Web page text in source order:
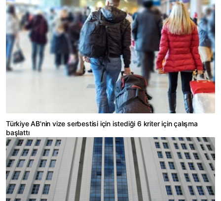
Türkiye AB'nin vize serbestisi için istediği 6 kriter için çalışma
başlattı